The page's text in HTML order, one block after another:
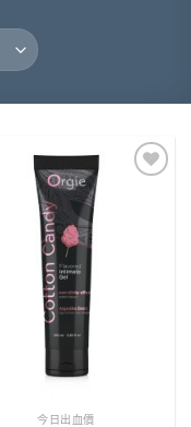
今日出血價